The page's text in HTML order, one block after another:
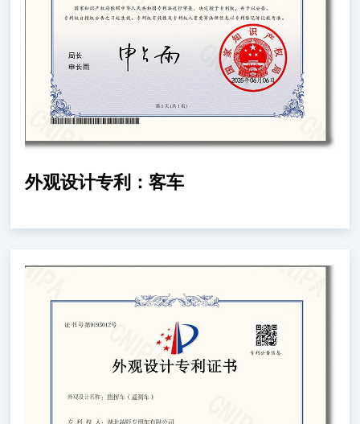
外观设计专利：客车